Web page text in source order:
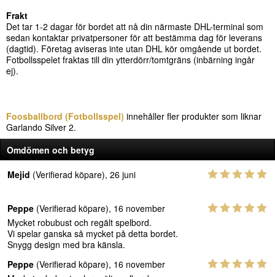
Frakt
Det tar 1-2 dagar för bordet att nå din närmaste DHL-terminal som
sedan kontaktar privatpersoner för att bestämma dag för leverans
(dagtid). Företag aviseras inte utan DHL kör omgående ut bordet.
Fotbollsspelet fraktas till din ytterdörr/tomtgräns (inbärning ingår
ej).
Foosballbord (Fotbollsspel) innehåller fler produkter som liknar
Garlando Silver 2.
Omdömen och betyg
Mejid (Verifierad köpare), 26 juni
Peppe (Verifierad köpare), 16 november
Mycket robubust och regält spelbord.
Vi spelar ganska så mycket på detta bordet.
Snygg design med bra känsla.
Peppe (Verifierad köpare), 16 november